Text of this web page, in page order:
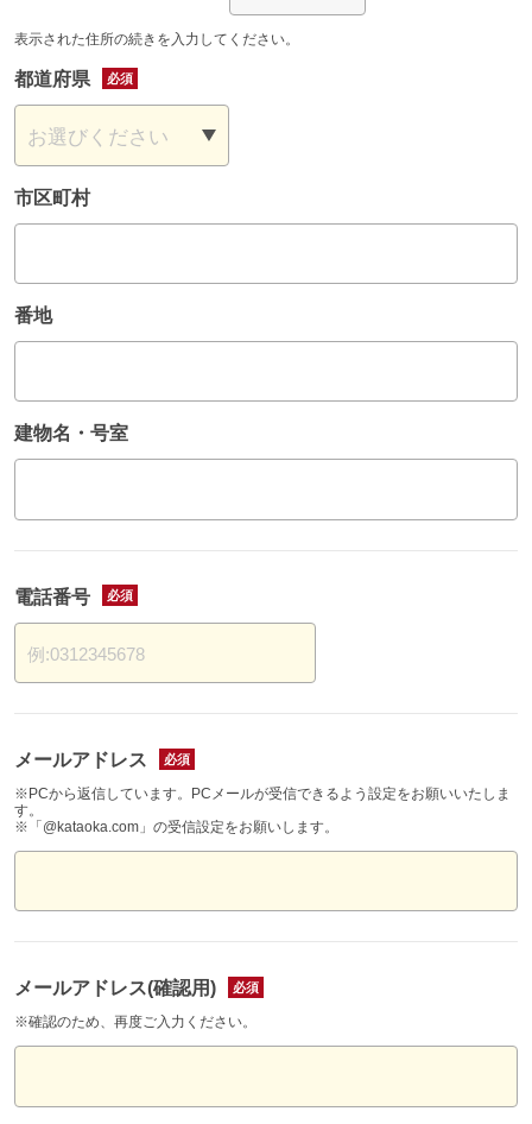
表示された住所の続きを入力してください。
都道府県
市区町村
番地
建物名・号室
電話番号
例:0312345678
メールアドレス
※PCから返信しています。PCメールが受信できるよう設定をお願いいたしま
す。
※「@kataoka.com」の受信設定をお願いします。
メールアドレス(確認用)
※確認のため、再度ご入力ください。